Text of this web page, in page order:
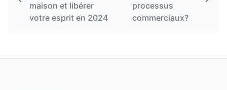
maison et libérer
votre esprit en 2024
processus
commerciaux?